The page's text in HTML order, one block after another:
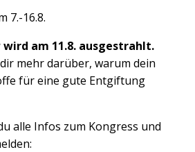
7.-16.8.
am 11.8. ausgestrahlt.
mehr darüber, warum dein
für eine gute Entgiftung
alle Infos zum Kongress und